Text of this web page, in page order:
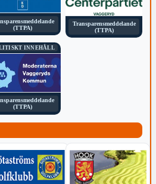
(TTPA)
Transparensmeddelande
(TTPA)
INNEHÅLL
(TTPA)